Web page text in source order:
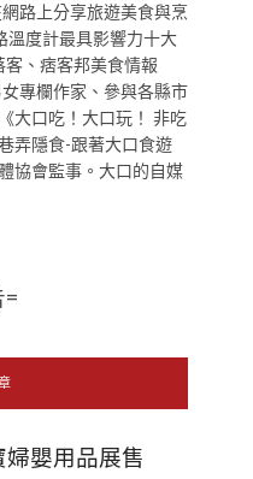
路上分享旅遊美食與烹
溫度計最具影響力十大
、痞客邦美食情報
專欄作家、參與各縣市
大口吃！大口玩！ 非吃
弄隱食-跟著大口食遊
協會監事。大口的自媒
=
婦嬰用品展售